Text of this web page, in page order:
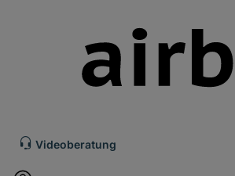
Videoberatung